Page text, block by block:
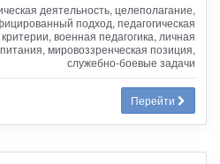
деятельность, целеполагание,
подход, педагогическая
военная педагогика, личная
мировоззренческая позиция,
служебно-боевые задачи
Перейти